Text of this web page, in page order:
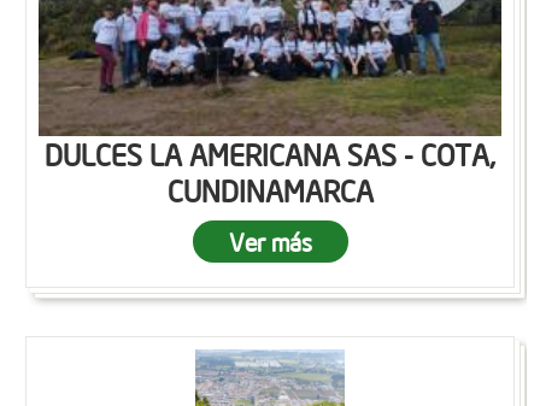
DULCES LA AMERICANA SAS - COTA,
CUNDINAMARCA
Ver más